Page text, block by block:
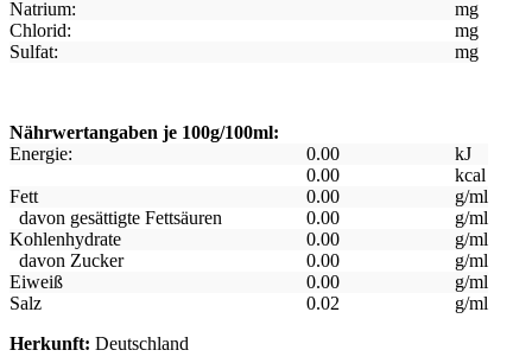
Natrium:
mg
Chlorid:
mg
Sulfat:
mg
Nährwertangaben je 100g/100ml:
Energie:
0.00
kJ
0.00
kcal
Fett
0.00
g/ml
davon gesättigte Fettsäuren
0.00
g/ml
Kohlenhydrate
0.00
g/ml
davon Zucker
0.00
g/ml
Eiweiß
0.00
g/ml
Salz
0.02
g/ml
Herkunft: Deutschland